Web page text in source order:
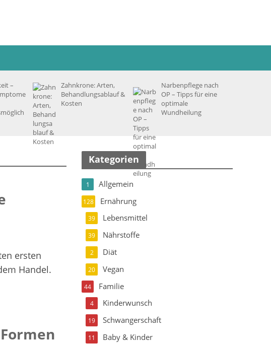
–
Zahnkrone: Arten,
Behandlungsablauf &
Kosten
Narbenpflege nach
OP – Tipps für eine
optimale
Wundheilung
ersten
Handel.
Kategorien
Allgemein
1
Ernährung
128
Lebensmittel
39
Nährstoffe
39
Diät
2
Vegan
20
Familie
44
Kinderwunsch
4
Schwangerschaft
19
Baby & Kinder
11